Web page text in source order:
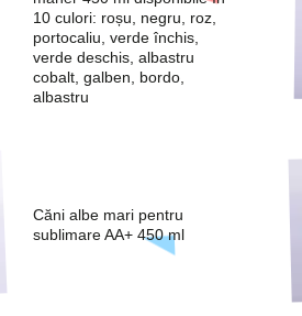
10 culori: roșu, negru, roz,
portocaliu, verde închis,
verde deschis, albastru
cobalt, galben, bordo,
albastru
Căni albe mari pentru
sublimare AA+ 450 ml